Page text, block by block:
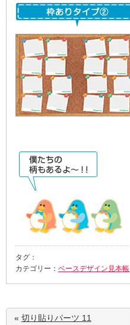
タグ：
カテゴリー： ベースデザイン見本帳
« 切り貼りパーツ 11